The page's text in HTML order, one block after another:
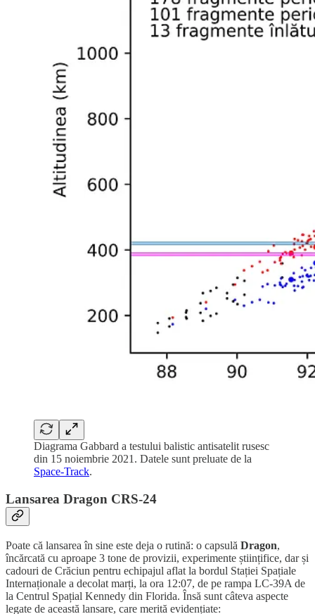
Diagrama Gabbard a testului balistic antisatelit rusesc
din 15 noiembrie 2021. Datele sunt preluate de la
Space-Track.
Lansarea Dragon CRS-24
Poate că lansarea în sine este deja o rutină: o capsulă Dragon,
încărcată cu aproape 3 tone de provizii, experimente științifice, dar și
cadouri de Crăciun pentru echipajul aflat la bordul Stației Spațiale
Internaționale a decolat marți, la ora 12:07, de pe rampa LC-39A de
la Centrul Spațial Kennedy din Florida. Însă sunt câteva aspecte
legate de această lansare, care merită evidențiate: